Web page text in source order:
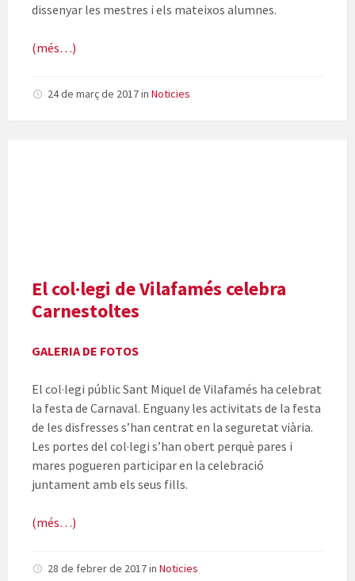
dissenyar les mestres i els mateixos alumnes.
(més…)
24 de març de 2017in Noticies
El col·legi de Vilafamés celebra
Carnestoltes
GALERIA DE FOTOS
El col·legi públic Sant Miquel de Vilafamés ha celebrat
la festa de Carnaval. Enguany les activitats de la festa
de les disfresses s’han centrat en la seguretat viària.
Les portes del col·legi s’han obert perquè pares i
mares pogueren participar en la celebració
juntament amb els seus fills.
(més…)
28 de febrer de 2017in Noticies